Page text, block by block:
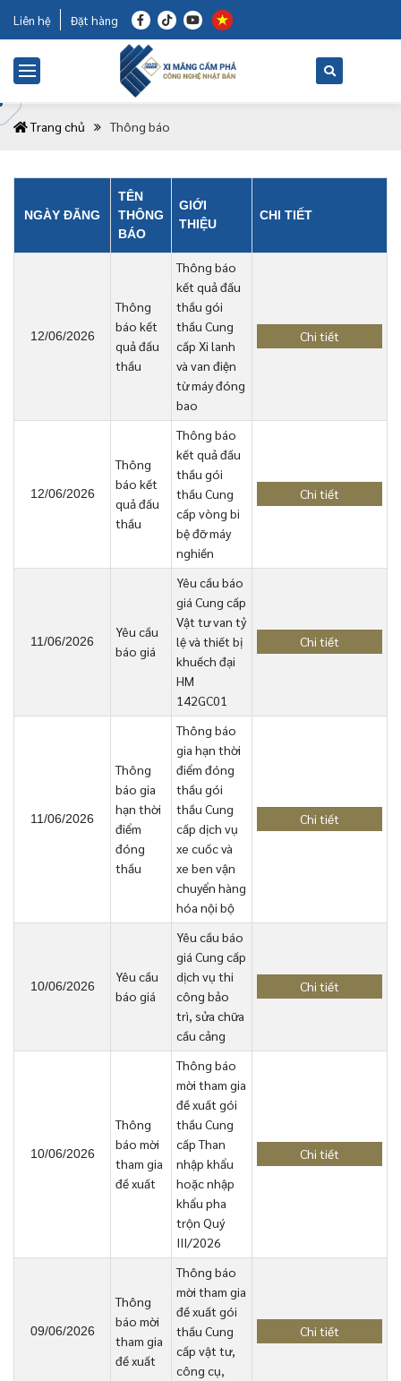
Liên hệ Đặt hàng
Trang chủ Thông báo
NGÀY ĐĂNG
TÊN
THÔNG
BÁO
GIỚI
THIỆU
CHI TIẾT
12/06/2026
Thông
báo kết
quả đấu
thầu
Thông báo
kết quả đấu
thầu gói
thầu Cung
cấp Xi lanh
và van điện
từ máy đóng
bao
Chi tiết
12/06/2026
Thông
báo kết
quả đấu
thầu
Thông báo
kết quả đấu
thầu gói
thầu Cung
cấp vòng bi
bệ đỡ máy
nghiền
Chi tiết
11/06/2026
Yêu cầu
báo giá
Yêu cầu báo
giá Cung cấp
Vật tư van tỷ
lệ và thiết bị
khuếch đại
HM
142GC01
Chi tiết
11/06/2026
Thông
báo gia
hạn thời
điểm
đóng
thầu
Thông báo
gia hạn thời
điểm đóng
thầu gói
thầu Cung
cấp dịch vụ
xe cuốc và
xe ben vận
chuyển hàng
hóa nội bộ
Chi tiết
10/06/2026
Yêu cầu
báo giá
Yêu cầu báo
giá Cung cấp
dịch vụ thi
công bảo
trì, sửa chữa
cầu cảng
Chi tiết
10/06/2026
Thông
báo mời
tham gia
đề xuất
Thông báo
mời tham gia
đề xuất gói
thầu Cung
cấp Than
nhập khẩu
hoặc nhập
khẩu pha
trộn Quý
III/2026
Chi tiết
09/06/2026
Thông
báo mời
tham gia
đề xuất
Thông báo
mời tham gia
đề xuất gói
thầu Cung
cấp vật tư,
công cụ,
Chi tiết